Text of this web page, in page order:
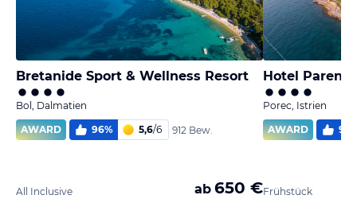
Bretanide Sport & Wellness Resort
Bol, Dalmatien
AWARD
96% 5,6/6 912 Bew.
All Inclusive
ab 650 €
Hotel
Porec, Istrien
AWARD
96
Frühstück